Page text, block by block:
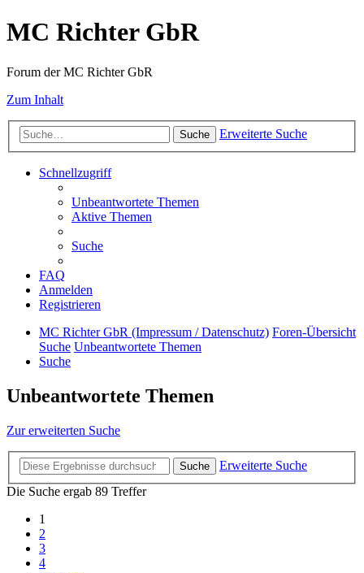
MC Richter GbR
Forum der MC Richter GbR
Zum Inhalt
Suche Erweiterte Suche
Schnellzugriff
Unbeantwortete Themen
Aktive Themen
Suche
FAQ
Anmelden
Registrieren
MC Richter GbR (Impressum / Datenschutz) Foren-Übersicht
Suche Unbeantwortete Themen
Suche
Unbeantwortete Themen
Zur erweiterten Suche
Suche
Erweiterte Suche
Die Suche ergab 89 Treffer
1
2
3
4